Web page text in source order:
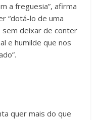
a freguesia”, afirma
“dotá-lo de uma
sem deixar de conter
e humilde que nos
quer mais do que